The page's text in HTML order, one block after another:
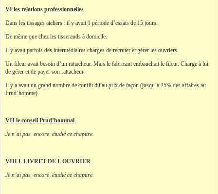
VI les relations professionnelles
Dans les tissages ateliers : il y avait 1 période d’essais de 15 jours.
De même que chez les tisserands à domicile.
Il y avait parfois des intermédiaires chargés de recruter et gérer les ouvriers.
Un fileur avait besoin d’un rattacheur. Mais le fabricant embauchait le fileur. Charge à lui
de gérer et de payer son rattacheur.
Il y a avait un grand nombre de conflit dû au prix de façon (jusqu’à 25% des affaires au
Prud’homme)
VII le conseil Prud’hommal
Je n’ai pas encore étudié ce chapitre.
VIII L LIVRET DE L OUVRIER
Je n’ai pas encore étudié ce chapitre.